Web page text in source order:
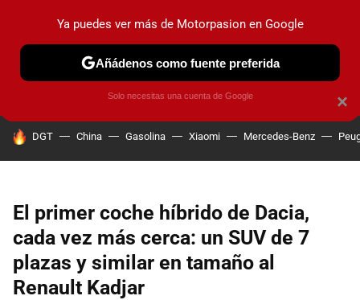
PRUEBAS COCHES ELÉCTRICOS OBSERVATORIO
HOY SE HABLA DE
DGT China Gasolina Xiaomi Mercedes-Benz
El primer coche híbrido de Dacia,
cada vez más cerca: un SUV de 7
plazas y similar en tamaño al
Renault Kadjar
×
Ya puedes ver más de Motorpasion en Google
Añádenos como fuente preferida
Solo necesitas una cuenta de Google